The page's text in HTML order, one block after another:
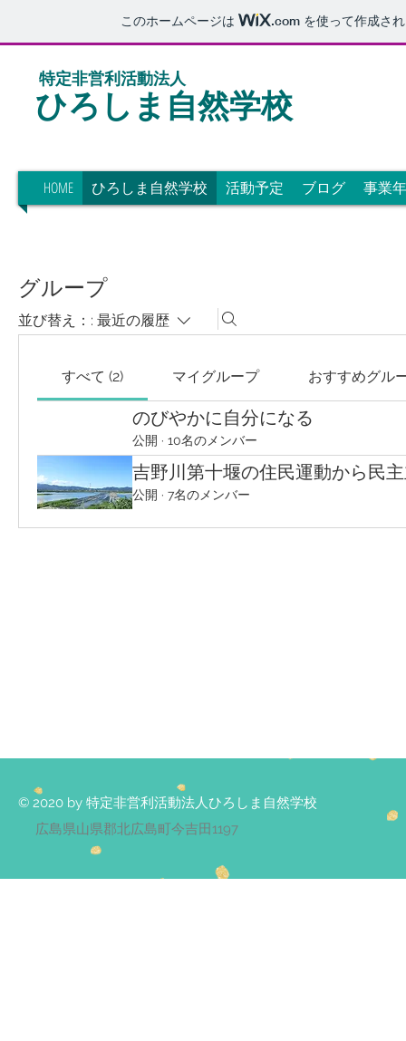
このホームページは .com を使って作成さ
特定非営利活動法人
​ひろしま自然学校
HOME ひろしま自然学校 活動予定 ブログ 事業
グループ
並び替え：: 最近の履歴
すべて (2) マイグループ おすすめグル
のびやかに自分になる
公開 · 10名のメンバー
吉野川第十堰の住民運動から民
公開 · 7名のメンバー
© 2020 by 特定非営利活動法人ひろしま自然学校
広島県山県郡北広島町今吉田1197